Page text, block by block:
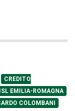
CREDITO
EMILIA-ROMAGNA
COLOMBANI